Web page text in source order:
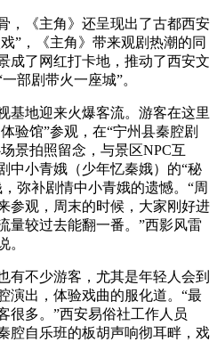
《主角》还呈现出了古都西安
”，《主角》带来观剧热潮的同
成了网红打卡地，推动了西安文
部剧带火一座城”。
地迎来火爆客流。游客在这里
验馆”参观，在“宁州县秦腔剧
景拍照留念，与景区NPC互
小青娥（少年忆秦娥）的“秘
弥补剧情中小青娥的遗憾。“周
参观，周末的时候，大家刚好进
量较过去能翻一番。”西影风雷
。
不少游客，尤其是年轻人会到
演出，体验戏曲的服化道。“最
很多。”西安易俗社工作人员
腔自乐班的板胡声响彻耳畔，戏